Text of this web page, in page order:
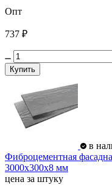
Опт
737 ₽
Купить
в
Фиброцементная
3000х300х8 мм
цена за штуку